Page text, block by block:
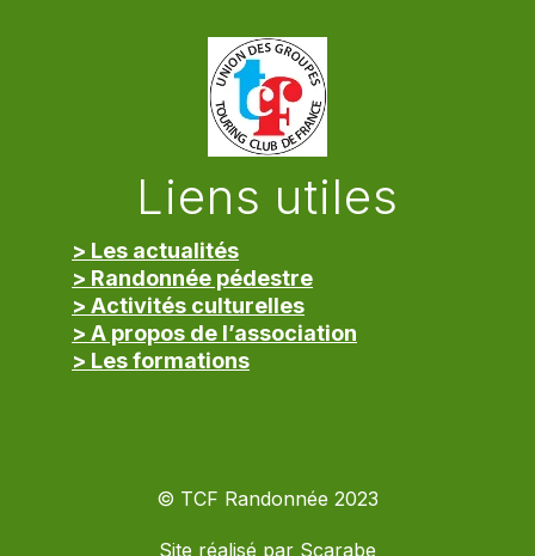
Liens utiles
> Les actualités
> Randonnée pédestre
> Activités culturelles
> A propos de l’association
> Les formations
© TCF Randonnée 2023
Site réalisé par Scarabe